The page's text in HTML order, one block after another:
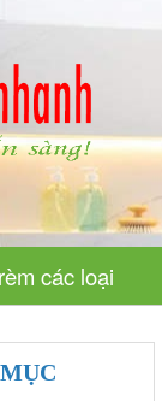
các loại